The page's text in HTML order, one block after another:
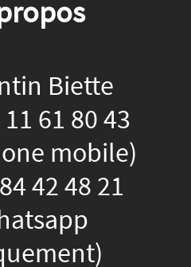
Biette
61 80 43
mobile)
42 48 21